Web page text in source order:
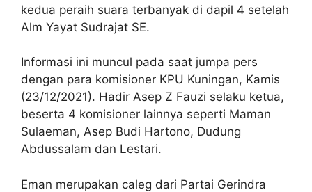
kedua peraih suara terbanyak di dapil 4 setelah
Alm Yayat Sudrajat SE.
Informasi ini muncul pada saat jumpa pers
dengan para komisioner KPU Kuningan, Kamis
(23/12/2021). Hadir Asep Z Fauzi selaku ketua,
beserta 4 komisioner lainnya seperti Maman
Sulaeman, Asep Budi Hartono, Dudung
Abdussalam dan Lestari.
Eman merupakan caleg dari Partai Gerindra